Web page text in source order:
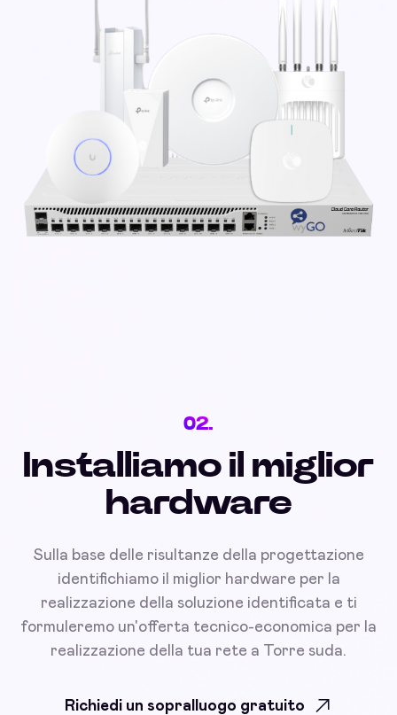
02.
Installiamo il miglior
hardware
Sulla base delle risultanze della progettazione
identifichiamo il miglior hardware per la
realizzazione della soluzione identificata e ti
formuleremo un'offerta tecnico-economica per la
realizzazione della tua rete a Torre suda.
Richiedi un sopralluogo gratuito